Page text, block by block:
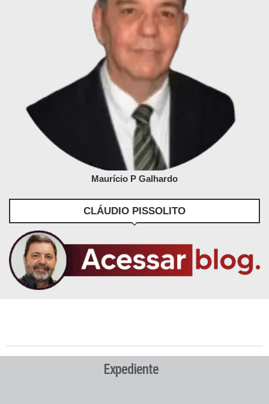
Maurício P Galhardo
CLÁUDIO PISSOLITO
Expediente